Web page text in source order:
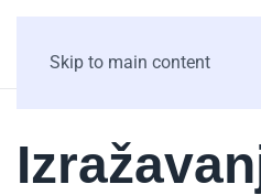
Skip to main content